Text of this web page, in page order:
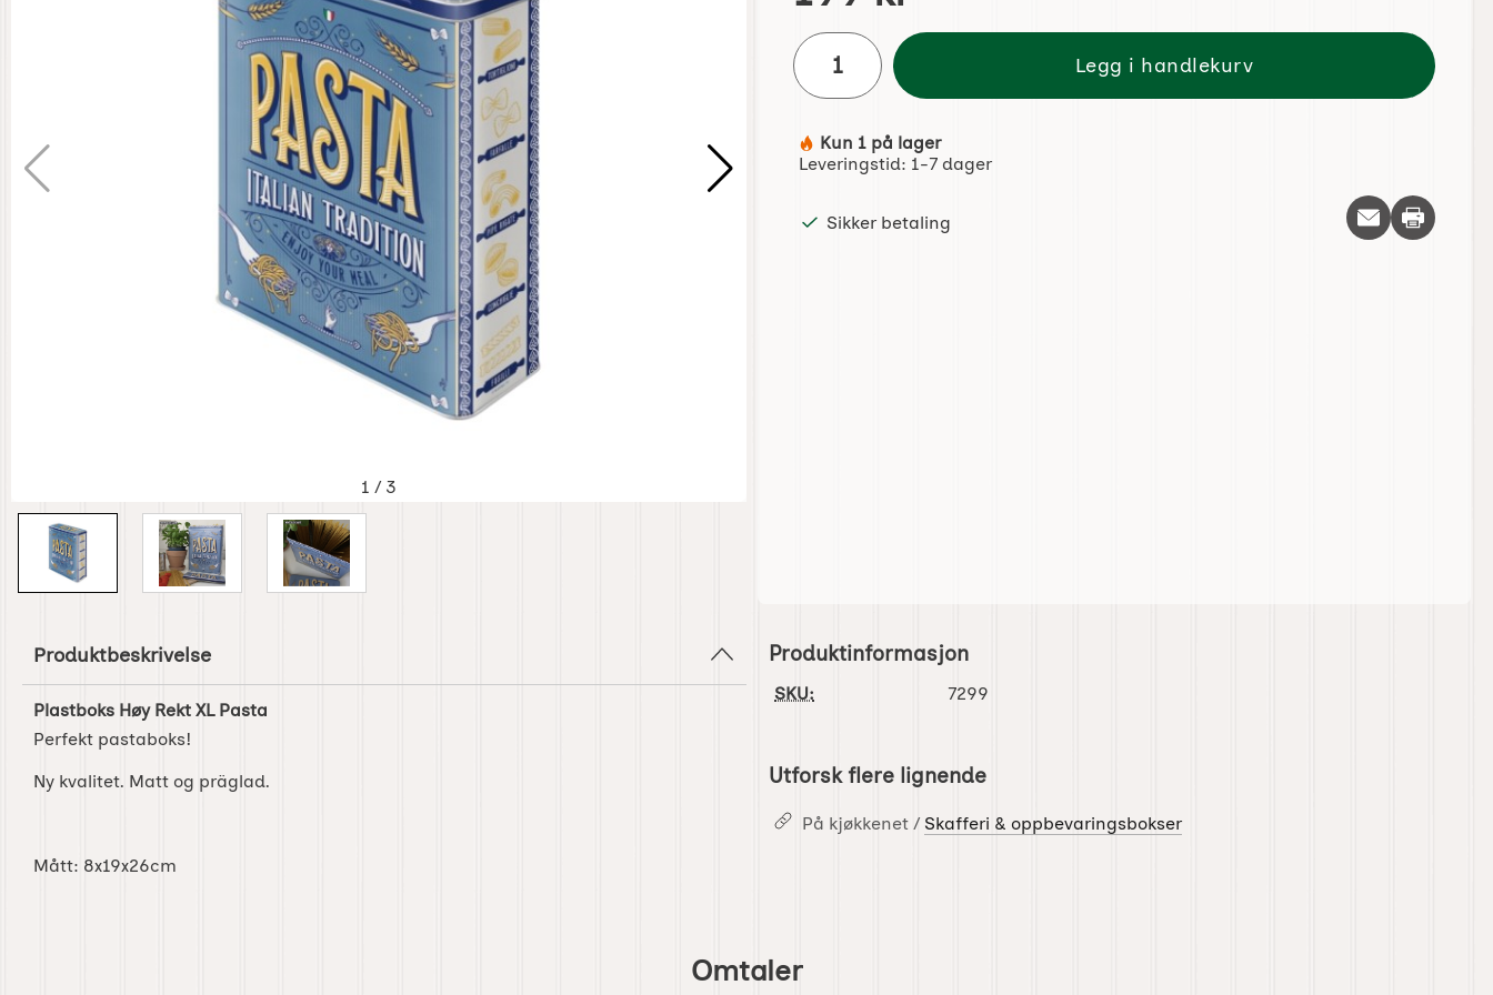
1 / 3
antall
Legg i handlekurv
Produkttilgjengelighet:
Kun 1 på lager
Leveringstid: 1-7 dager
Sikker betaling Skriv ut
Produktbeskrivelse
Plastboks Høy Rekt XL Pasta
Perfekt pastaboks!
Ny kvalitet. Matt og präglad.
Mått: 8x19x26cm
Produktinformasjon
SKU: 7299
Utforsk flere lignende
På kjøkkenet / Skafferi & oppbevaringsbokser
Omtaler